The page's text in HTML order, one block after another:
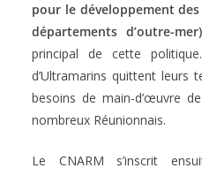
pour le développement
départements d’outre-mer)
principal de cette
d’Ultramarins quittent leurs
besoins de main-d’œuvre
nombreux Réunionnais.
Le CNARM s’inscrit